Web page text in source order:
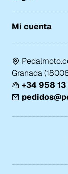
Mi cuenta
Granada
+34 958 13